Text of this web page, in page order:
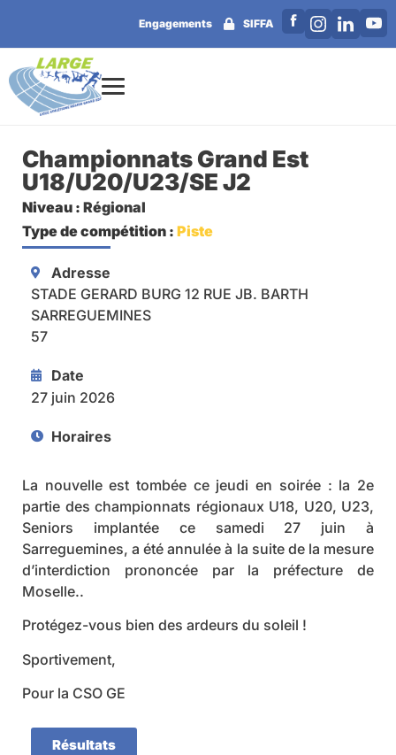
Engagements SIFFA
Championnats Grand Est
U18/U20/U23/SE J2
Niveau : Régional
Type de compétition : Piste
Adresse
STADE GERARD BURG 12 RUE JB. BARTH
SARREGUEMINES
57
Date
27 juin 2026
Horaires
La nouvelle est tombée ce jeudi en soirée : la 2e
partie des championnats régionaux U18, U20, U23,
Seniors implantée ce samedi 27 juin à
Sarreguemines, a été annulée à la suite de la mesure
d’interdiction prononcée par la préfecture de
Moselle..
Protégez-vous bien des ardeurs du soleil !
Sportivement,
Pour la CSO GE
Résultats